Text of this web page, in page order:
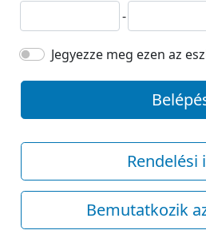
-
Jegyezze meg ezen az
Rendelési
Bemutatkozik